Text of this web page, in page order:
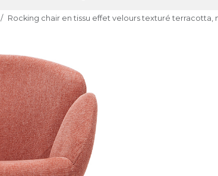
Rocking chair en tissu effet velours texturé terracotta,